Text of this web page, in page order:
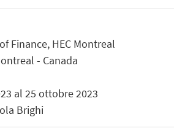
Finance, HEC Montreal
- Canada
al 25 ottobre 2023
Brighi